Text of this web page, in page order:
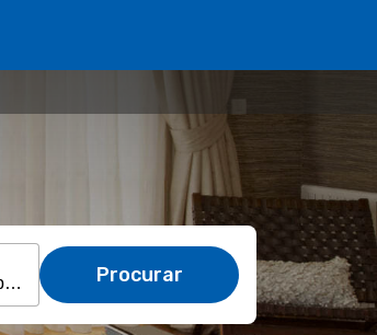
Procurar